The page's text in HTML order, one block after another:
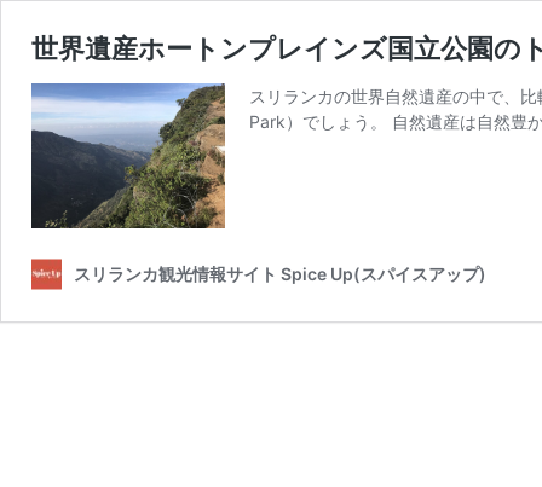
世界遺産ホートンプレインズ国立公園の
スリランカの世界自然遺産の中で、
Park）でしょう。 自然遺産は自然豊
スリランカ観光情報サイト Spice Up(スパイスアップ)